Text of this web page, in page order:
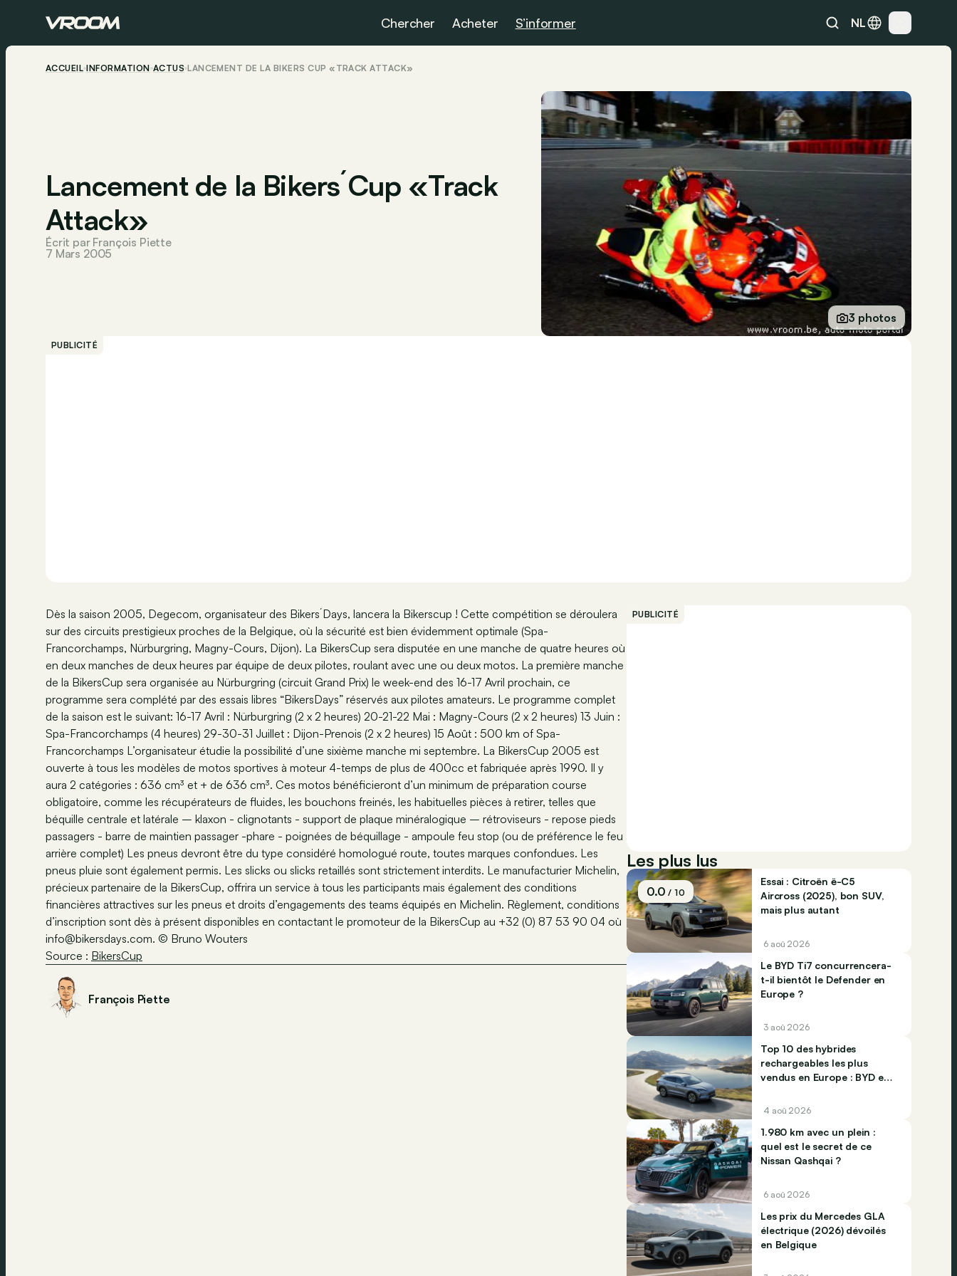
Chercher Acheter S’informer NL
ACCUEIL INFORMATION ACTUS LANCEMENT DE LA BIKERS´CUP «TRACK ATTACK»
Lancement de la Bikers´Cup «Track
Attack»
Écrit par François Piette
7 Mars 2005
3 photos
PUBLICITÉ
Dès la saison 2005, Degecom, organisateur des Bikers´Days, lancera la Bikerscup ! Cette compétition se déroulera
sur des circuits prestigieux proches de la Belgique, où la sécurité est bien évidemment optimale (Spa-
Francorchamps, Nürburgring, Magny-Cours, Dijon). La BikersCup sera disputée en une manche de quatre heures où
en deux manches de deux heures par équipe de deux pilotes, roulant avec une ou deux motos. La première manche
de la BikersCup sera organisée au Nürburgring (circuit Grand Prix) le week-end des 16-17 Avril prochain, ce
programme sera complété par des essais libres “BikersDays” réservés aux pilotes amateurs. Le programme complet
de la saison est le suivant: 16-17 Avril : Nürburgring (2 x 2 heures) 20-21-22 Mai : Magny-Cours (2 x 2 heures) 13 Juin :
Spa-Francorchamps (4 heures) 29-30-31 Juillet : Dijon-Prenois (2 x 2 heures) 15 Août : 500 km of Spa-
Francorchamps L’organisateur étudie la possibilité d’une sixième manche mi septembre. La BikersCup 2005 est
ouverte à tous les modèles de motos sportives à moteur 4-temps de plus de 400cc et fabriquée après 1990. Il y
aura 2 catégories : 636 cm³ et + de 636 cm³. Ces motos bénéficieront d’un minimum de préparation course
obligatoire, comme les récupérateurs de fluides, les bouchons freinés, les habituelles pièces à retirer, telles que
béquille centrale et latérale – klaxon - clignotants - support de plaque minéralogique – rétroviseurs - repose pieds
passagers - barre de maintien passager -phare - poignées de béquillage - ampoule feu stop (ou de préférence le feu
arrière complet) Les pneus devront être du type considéré homologué route, toutes marques confondues. Les
pneus pluie sont également permis. Les slicks ou slicks retaillés sont strictement interdits. Le manufacturier Michelin,
précieux partenaire de la BikersCup, offrira un service à tous les participants mais également des conditions
financières attractives sur les pneus et droits d’engagements des teams équipés en Michelin. Règlement, conditions
d’inscription sont dès à présent disponibles en contactant le promoteur de la BikersCup au +32 (0) 87 53 90 04 où
info@bikersdays.com. © Bruno Wouters
Source : BikersCup
François Piette
PUBLICITÉ
Les plus lus
0.0/ 10
Essai : Citroën ë-C5
Aircross (2025), bon SUV,
mais plus autant
6 aoû 2026
Le BYD Ti7 concurrencera-
t-il bientôt le Defender en
Europe ?
3 aoû 2026
Top 10 des hybrides
rechargeables les plus
vendus en Europe : BYD et
4 aoû 2026
1.980 km avec un plein :
quel est le secret de ce
Nissan Qashqai ?
6 aoû 2026
Les prix du Mercedes GLA
électrique (2026) dévoilés
en Belgique